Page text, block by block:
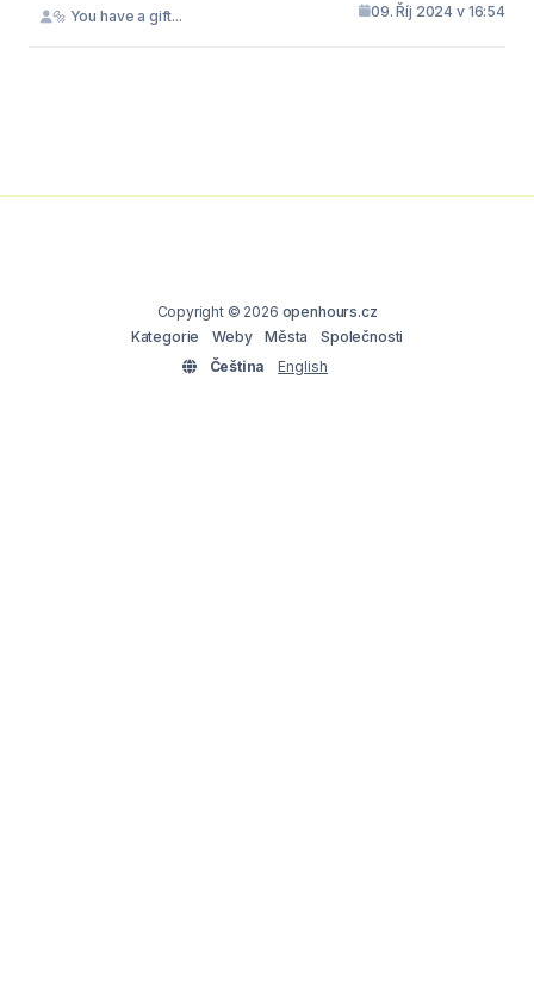
🔩 You have a gift... 09. Říj 2024 v 16:54
Copyright © 2026 openhours.cz
Kategorie
Weby Města
Společnosti
Čeština
English